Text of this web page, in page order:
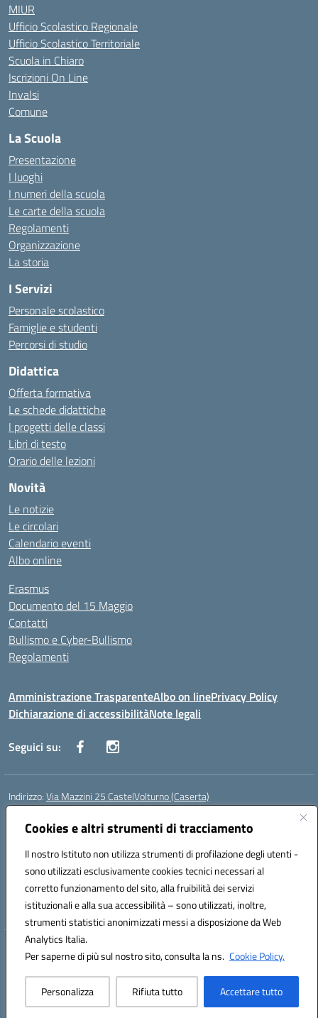
Cookies e altri strumenti di tracciamento
Il nostro Istituto non utilizza strumenti di profilazione degli utenti -
sono utilizzati esclusivamente cookies tecnici necessari al
corretto funzionamento del sito, alla fruibilità dei servizi
istituzionali e alla sua accessibilità – sono utilizzati, inoltre,
strumenti statistici anonimizzati messi a disposizione da Web
Analytics Italia.
Per saperne di più sul nostro sito, consulta la ns. Cookie Policy.
Personalizza Rifiuta tutto Accettare tutto
MIUR
Ufficio Scolastico Regionale
Ufficio Scolastico Territoriale
Scuola in Chiaro
Iscrizioni On Line
Invalsi
Comune
La Scuola
Presentazione
I luoghi
I numeri della scuola
Le carte della scuola
Regolamenti
Organizzazione
La storia
I Servizi
Personale scolastico
Famiglie e studenti
Percorsi di studio
Didattica
Offerta formativa
Le schede didattiche
I progetti delle classi
Libri di testo
Orario delle lezioni
Novità
Le notizie
Le circolari
Calendario eventi
Albo online
Erasmus
Documento del 15 Maggio
Contatti
Bullismo e Cyber-Bullismo
Regolamenti
Amministrazione TrasparenteAlbo on linePrivacy Policy
Dichiarazione di accessibilitàNote legali
Seguici su:
Indirizzo:Via Mazzini 25 CastelVolturno (Caserta)
Centralino:
Posta elettronica certificata (PEC):ceis014005@pec.istruzione.it
Codice fiscale: 93063510619
Codice meccanografico:CEIS014005
Codice Indice delle Pubbliche Amministrazioni (IPA): istsc_ceis014005
Codice unico di fatturazione (CUF): UOU8EW
Hosting & Powered by 3D Solution S.r.l.
Concept & Design by Designers Italia